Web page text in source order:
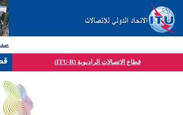
قطاع الاتصالات الراديوية (ITU-R)